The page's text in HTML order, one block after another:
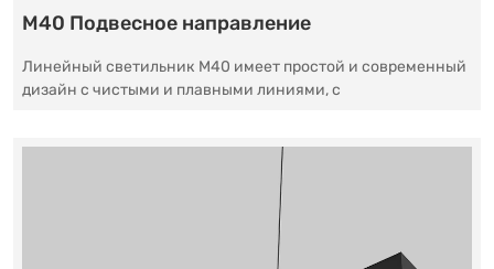
M40 Подвесное направление
Линейный светильник M40 имеет простой и современный
дизайн с чистыми и плавными линиями, с